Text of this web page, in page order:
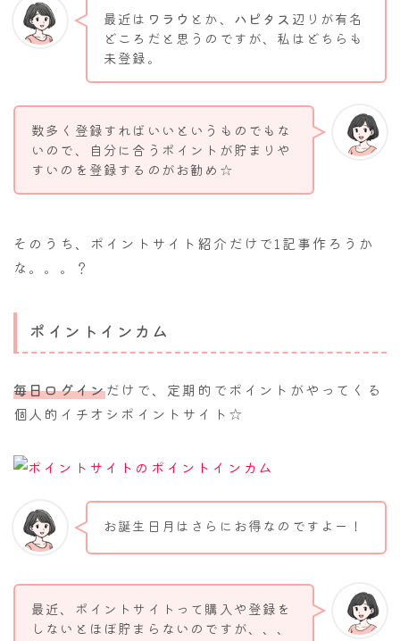
最近は ワラウ とか、 ハピタス 辺りが有名
どころだと思うのですが、私はどちらも
未登録。
数多く登録すればいいというものでもな
いので、自分に合うポイントが貯まりや
すいのを登録するのがお勧め☆
そのうち、ポイントサイト紹介だけで1記事作ろうか
な。。。？
ポイントインカム
毎日ログインだけで、定期的でポイントがやってくる
個人的イチオシポイントサイト☆
お誕生日月はさらにお得なのですよー！
最近、ポイントサイトって購入や登録を
しないとほぼ貯まらないのですが、、、